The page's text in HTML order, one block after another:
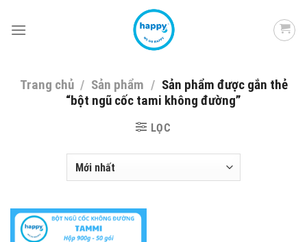
Trang chủ / Sản phẩm / Sản phẩm được gắn thẻ
“bột ngũ cốc tami không đường”
LỌC